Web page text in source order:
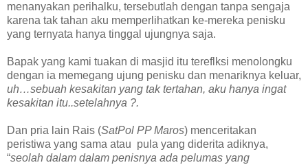
menanyakan perihalku, tersebutlah dengan tanpa sengaja
karena tak tahan aku memperlihatkan ke-mereka penisku
yang ternyata hanya tinggal ujungnya saja.
Bapak yang kami tuakan di masjid itu tereflksi menolongku
dengan ia memegang ujung penisku dan menariknya keluar,
uh…sebuah kesakitan yang tak tertahan, aku hanya ingat
kesakitan itu..setelahnya ?.
Dan pria lain Rais (SatPol PP Maros) menceritakan
peristiwa yang sama atau pula yang diderita adiknya,
“seolah dalam dalam penisnya ada pelumas yang